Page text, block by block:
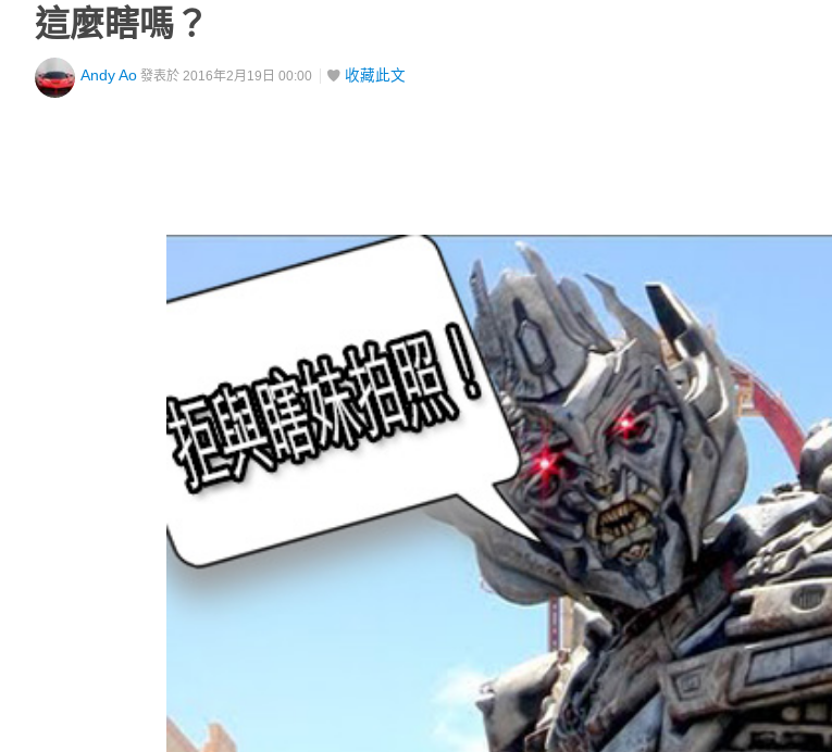
這麼瞎嗎？
Andy Ao 發表於 2016年2月19日 00:00 收藏此文